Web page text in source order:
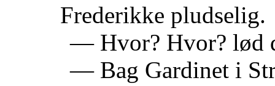
Frederikke pludselig.
— Hvor? Hvor? lød
— Bag Gardinet i